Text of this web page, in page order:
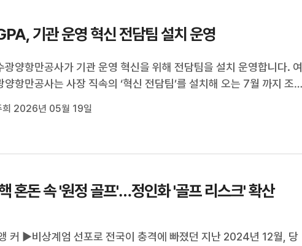
기관 운영 혁신 전담팀 설치 운영
광양항만공사가 기관 운영 혁신을 위해 전담팀을 설치 운영합니다. 여
양항만공사는 사장 직속의 ‘혁신 전담팀’를 설치해 오는 7월 까지 조
선 혁신을 위한 방안 마련에 착수했습니다.공사는 기관 운영 체계 전
희 2026년 05월 19일
혼돈 속 '원정 골프'…정인화 '골프 리스크' 확산
커 ▶비상계엄 선포로 전국이 충격에 빠졌던 지난 2024년 12월, 당